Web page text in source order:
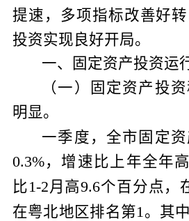
提速，多项指标改善好
投资实现良好开局。
一、固定资产投资运
（一）固定资产投
明显。
一季度，全市固定
0.3%，增速比上年全年高
比1-2月高9.6个百分点，
在粤北地区排名第1。其